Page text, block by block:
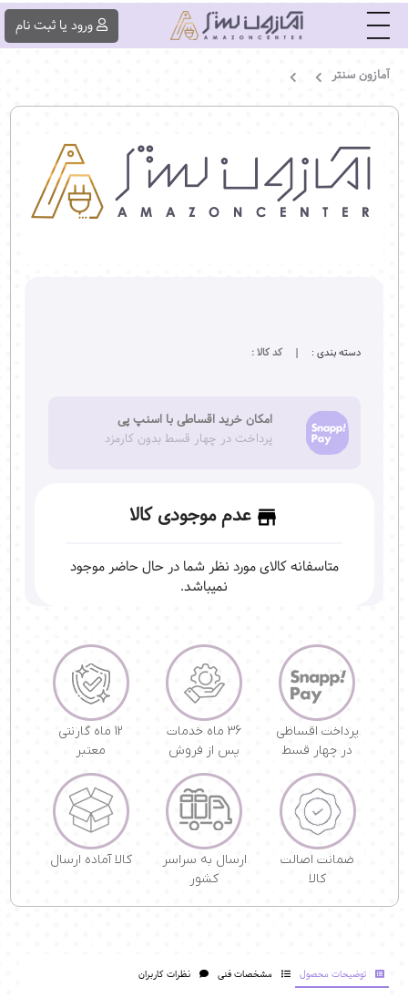
||| ورود یا ثبت ‌نام
آمازون سنتر
دسته بندی : | کد کالا :
امکان خرید اقساطی با اسنپ پی
پرداخت در چهار قسط بدون کارمزد
عدم موجودی کالا
متاسفانه کالای مورد نظر شما در حال حاضر موجود
نمیباشد.
پرداخت اقساطی
در چهار قسط
36 ماه خدمات
پس از فروش
12 ماه گارنتی
معتبر
ضمانت اصالت
کالا
ارسال به سراسر
کشور
کالا آماده ارسال
توضیحات محصول مشخصات فنی نظرات کاربران